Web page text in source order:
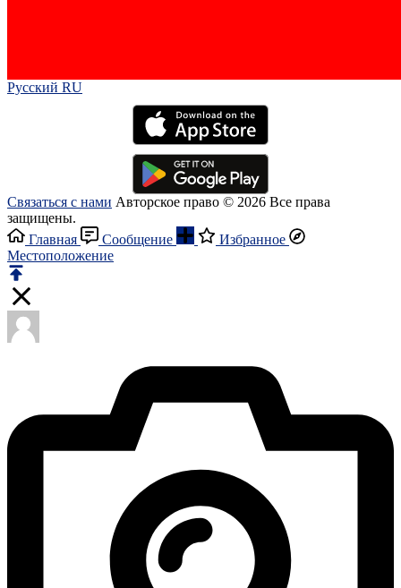
Русский RU‎
Связаться с нами Авторское право © 2026 Все права
защищены.
Главная
Сообщение
Избранное
Местоположение